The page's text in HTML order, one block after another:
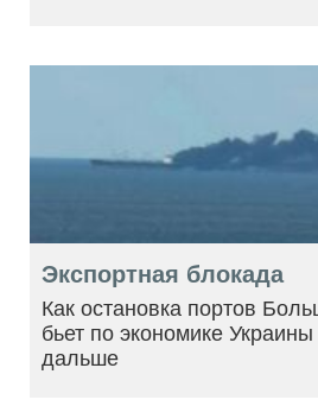
Экспортная блокада
Как остановка портов
бьет по экономике Украины
дальше